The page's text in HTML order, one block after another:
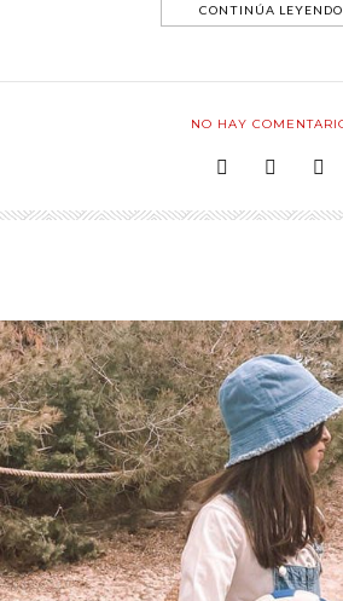
CONTINÚA LEYENDO
NO HAY